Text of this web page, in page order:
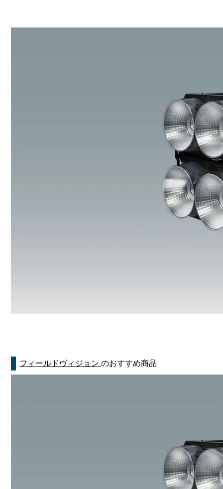
フィールドヴィジョンのおすすめ商品